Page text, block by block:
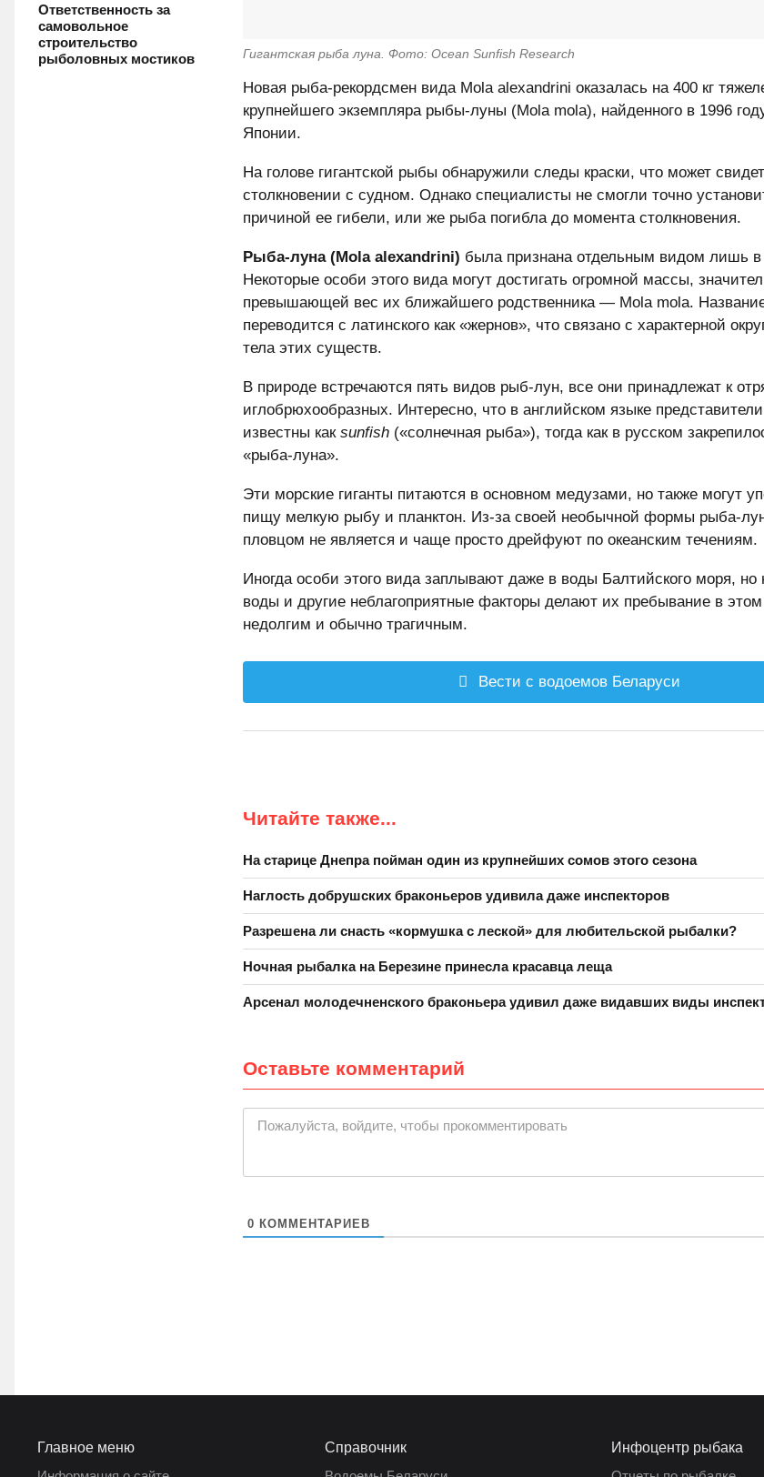
Ответственность за
самовольное
строительство
рыболовных мостиков
Гигантская рыба луна. Фото: Ocean Sunfish Research
Новая рыба-рекордсмен вида Mola alexandrini оказалась на 400 кг
крупнейшего экземпляра рыбы-луны (Mola mola), найденного в 1996
Японии.
На голове гигантской рыбы обнаружили следы краски, что может
столкновении с судном. Однако специалисты не смогли точно
причиной ее гибели, или же рыба погибла до момента столкновения.
Рыба-луна (Mola alexandrini) была признана отдельным видом лишь в
Некоторые особи этого вида могут достигать огромной массы,
превышающей вес их ближайшего родственника — Mola mola.
переводится с латинского как «жернов», что связано с характерной
тела этих существ.
В природе встречаются пять видов рыб-лун, все они принадлежат к
иглобрюхообразных. Интересно, что в английском языке представители
известны как sunfish («солнечная рыба»), тогда как в русском
«рыба-луна».
Эти морские гиганты питаются в основном медузами, но также могут
пищу мелкую рыбу и планктон. Из-за своей необычной формы рыба-
пловцом не является и чаще просто дрейфуют по океанским течениям.
Иногда особи этого вида заплывают даже в воды Балтийского моря, но
воды и другие неблагоприятные факторы делают их пребывание в этом
недолгим и обычно трагичным.
Вести с водоемов Беларуси
Читайте также...
На старице Днепра пойман один из крупнейших сомов этого сезона
Наглость добрушских браконьеров удивила даже инспекторов
Разрешена ли снасть «кормушка с леской» для любительской рыбалки?
Ночная рыбалка на Березине принесла красавца леща
Арсенал молодечненского браконьера удивил даже видавших виды
Оставьте комментарий
Пожалуйста, войдите, чтобы прокомментировать
0 КОММЕНТАРИЕВ
Главное меню
Справочник
Инфоцентр рыбака